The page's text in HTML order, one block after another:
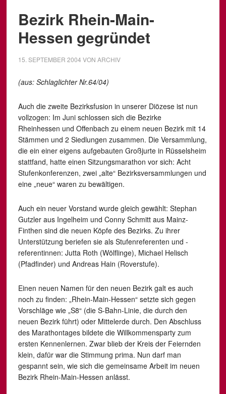
Bezirk Rhein-Main-
Hessen gegründet
15. SEPTEMBER 2004 VON ARCHIV
(aus: Schlaglichter Nr.64/04)
Auch die zweite Bezirksfusion in unserer Diözese ist nun
vollzogen: Im Juni schlossen sich die Bezirke
Rheinhessen und Offenbach zu einem neuen Bezirk mit 14
Stämmen und 2 Siedlungen zusammen. Die Versammlung,
die ein einer eigens aufgebauten Großjurte in Rüsselsheim
stattfand, hatte einen Sitzungsmarathon vor sich: Acht
Stufenkonferenzen, zwei „alte“ Bezirksversammlungen und
eine „neue“ waren zu bewältigen.
Auch ein neuer Vorstand wurde gleich gewählt: Stephan
Gutzler aus Ingelheim und Conny Schmitt aus Mainz-
Finthen sind die neuen Köpfe des Bezirks. Zu ihrer
Unterstützung beriefen sie als Stufenreferenten und -
referentinnen: Jutta Roth (Wölflinge), Michael Helisch
(Pfadfinder) und Andreas Hain (Roverstufe).
Einen neuen Namen für den neuen Bezirk galt es auch
noch zu finden: „Rhein-Main-Hessen“ setzte sich gegen
Vorschläge wie „S8“ (die S-Bahn-Linie, die durch den
neuen Bezirk führt) oder Mittelerde durch. Den Abschluss
des Marathontages bildete die Willkommensparty zum
ersten Kennenlernen. Zwar blieb der Kreis der Feiernden
klein, dafür war die Stimmung prima. Nun darf man
gespannt sein, wie sich die gemeinsame Arbeit im neuen
Bezirk Rhein-Main-Hessen anlässt.